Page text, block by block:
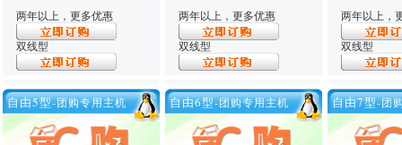
两年以上，更多优惠
双线型
两年以上，更多优惠
双线型
两年以上，
双线型
自由5型-团购专用主机 自由6型-团购专用主机 自由7型-团